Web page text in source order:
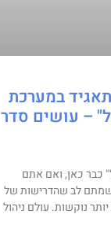
במערכת
– עושים סדר
כבר כאן, ואם אתם
לב שהדרישות של
נוקשות. עולם ניהול